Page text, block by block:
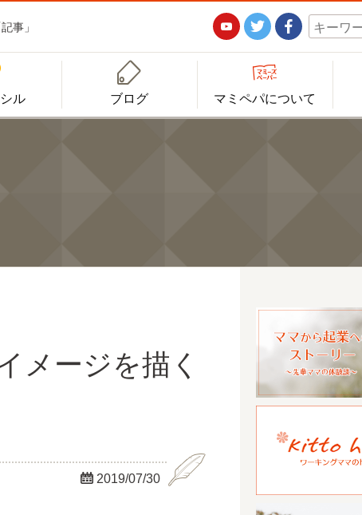
事」   
ル

ブログ

マミペパについて
メージを描く
 2019/07/30